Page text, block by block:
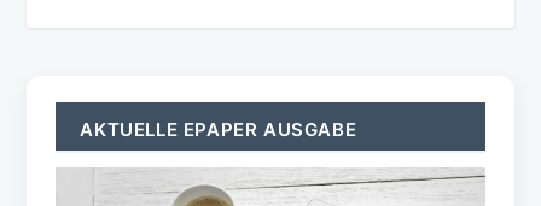
AKTUELLE EPAPER AUSGABE